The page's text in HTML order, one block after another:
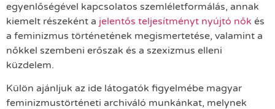
egyenlőségével kapcsolatos szemléletformálás, annak
kiemelt részeként a jelentős teljesítményt nyújtó nők és
a feminizmus történetének megismertetése, valamint a
nőkkel szembeni erőszak és a szexizmus elleni
küzdelem.
Külön ajánljuk az ide látogatók figyelmébe magyar
feminizmustörténeti archiváló munkánkat, melynek